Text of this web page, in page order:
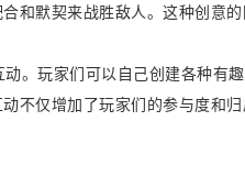
和默契来战胜敌人。这种创意
。玩家们可以自己创建各种有
不仅增加了玩家们的参与度和